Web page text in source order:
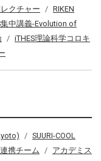
クチャー
RIKEN
集中講義-Evolution of
iTHES理論科学コロキ
SUURI-COOL
携チーム
アカデミス